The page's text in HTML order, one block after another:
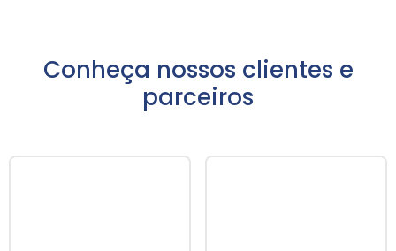
Conheça nossos clientes e
parceiros